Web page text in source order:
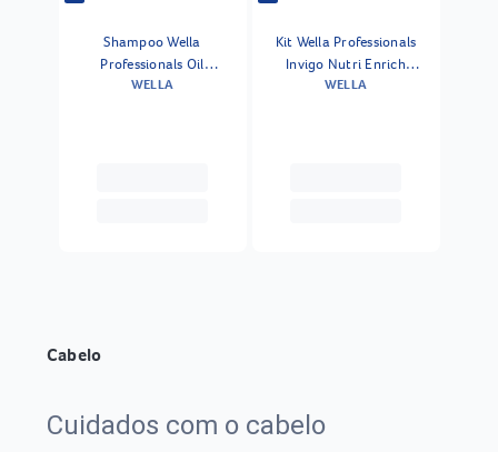
Shampoo Wella
Professionals Oil
Reflections 1000 Ml
WELLA
Kit Wella Professionals
Invigo Nutri Enrich
Shampoo 1000 Ml 2
WELLA
Cabelo
Cuidados com o cabelo